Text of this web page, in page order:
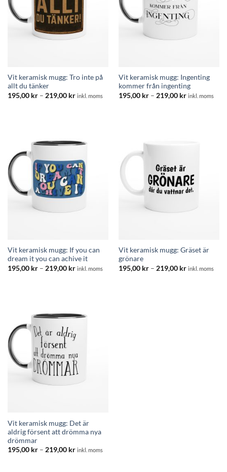
Vit keramisk mugg: Tro inte på
allt du tänker
195,00 kr – 219,00 krPrisintervall:
inkl. moms
Vit keramisk mugg: Ingenting
kommer från ingenting
195,00 kr – 219,00 krPrisintervall:
inkl. moms
Vit keramisk mugg: If you can
dream it you can achive it
195,00 kr – 219,00 krPrisintervall:
inkl. moms
Vit keramisk mugg: Gräset är
grönare
195,00 kr – 219,00 krPrisintervall:
inkl. moms
Vit keramisk mugg: Det är
aldrig försent att drömma nya
drömmar
195,00 kr – 219,00 krPrisintervall:
inkl. moms